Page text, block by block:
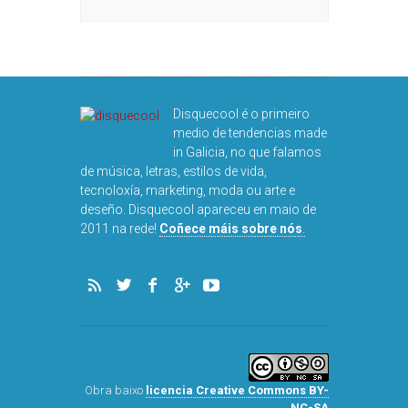
Disquecool é o primeiro
medio de tendencias made
in Galicia, no que falamos
de música, letras, estilos de vida,
tecnoloxía, marketing, moda ou arte e
deseño. Disquecool apareceu en maio de
2011 na rede! Coñece máis sobre nós
Obra baixo licencia Creative Commons BY-